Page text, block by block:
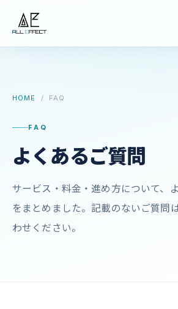
HOME / FAQ
FAQ
よくあるご質問
サービス・料金・進め方について、
をまとめました。記載のないご質問
わせください。